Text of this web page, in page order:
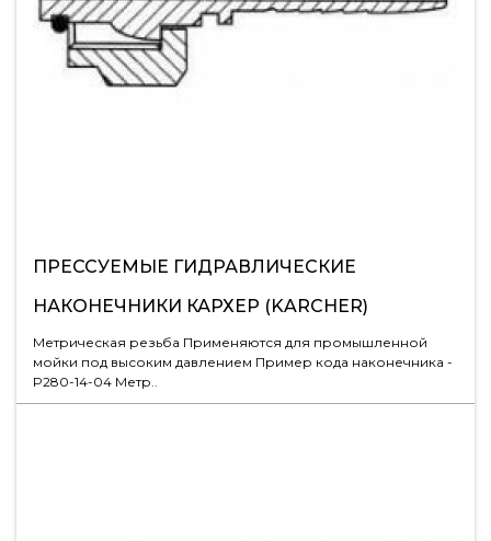
ПРЕССУЕМЫЕ ГИДРАВЛИЧЕСКИЕ
НАКОНЕЧНИКИ КАРХЕР (KARCHER)
Метрическая резьба Применяются для промышленной
мойки под высоким давлением Пример кода наконечника -
P280-14-04 Метр..